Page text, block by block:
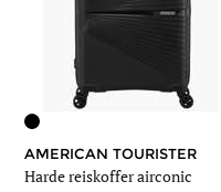
AMERICAN TOURISTER
Harde reiskoffer airconic